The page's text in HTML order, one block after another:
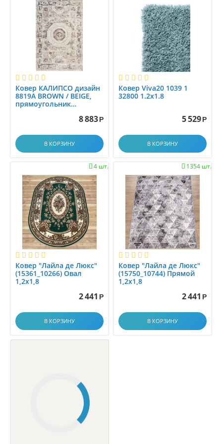
1.45x2.5
1.4x1.4
1.4x1.5
1.4x1.9
1.4x17.9
1.4x2
1.4x2.0
1.4x2.1
1.4x3.0
1.4x3.5
1.4x4.5
1.4x5.0
1.4x5.5
1.4x6.0
1.5
1.55x3.00
1.55x4.00
1.56x1.56
1.5x1.5
1.5x1.7
1.5x1.8
1.5x1.9
Ковер КАЛИПСО дизайн
8819A BROWN / BEIGE,
прямоугольник
8 883 Р
В КОРЗИНУ
Ковер Viva20 1039 1
32800 1.2x1.8
5 529 Р
В КОРЗИНУ
4 шт.

Ковер "Лайла де Люкс"
(15361_10266) Овал
1,2х1,8
2 441 Р
В КОРЗИНУ
1354 шт.

Ковер "Лайла де Люкс"
(15750_10744) Прямой
1,2x1,8
2 441 Р
В КОРЗИНУ